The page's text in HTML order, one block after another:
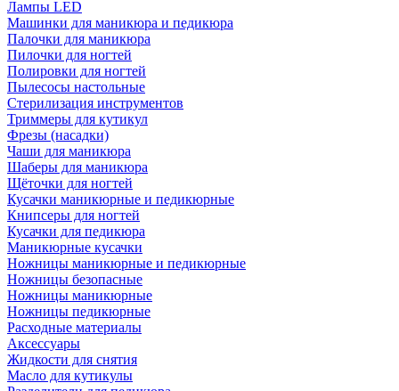
Лампы LED
Машинки для маникюра и педикюра
Палочки для маникюра
Пилочки для ногтей
Полировки для ногтей
Пылесосы настольные
Стерилизация инструментов
Триммеры для кутикул
Фрезы (насадки)
Чаши для маникюра
Шаберы для маникюра
Щёточки для ногтей
Кусачки маникюрные и педикюрные
Книпсеры для ногтей
Кусачки для педикюра
Маникюрные кусачки
Ножницы маникюрные и педикюрные
Ножницы безопасные
Ножницы маникюрные
Ножницы педикюрные
Расходные материалы
Аксессуары
Жидкости для снятия
Масло для кутикулы